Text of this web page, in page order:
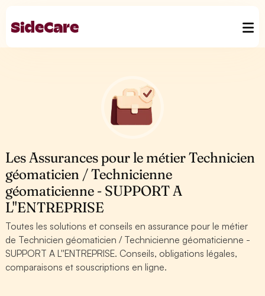
Les Assurances pour le métier Technicien
géomaticien / Technicienne
géomaticienne - SUPPORT A
L''ENTREPRISE
Toutes les solutions et conseils en assurance pour le métier
de Technicien géomaticien / Technicienne géomaticienne -
SUPPORT A L''ENTREPRISE. Conseils, obligations légales,
comparaisons et souscriptions en ligne.